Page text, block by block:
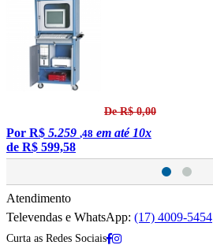
De R$ 0,00
Por R$ 5.259 ,48 em até 10x
de R$ 599,58
Atendimento
Televendas e WhatsApp: (17) 4009-5454
Curta as Redes Sociais